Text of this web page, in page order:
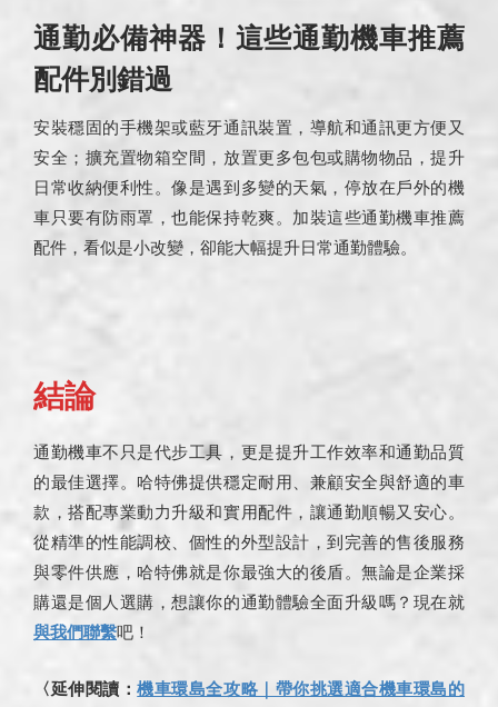
通勤必備神器！這些通勤機車推薦
配件別錯過
安裝穩固的手機架或藍牙通訊裝置，導航和通訊更方便又
安全；擴充置物箱空間，放置更多包包或購物物品，提升
日常收納便利性。像是遇到多變的天氣，停放在戶外的機
車只要有防雨罩，也能保持乾爽。加裝這些通勤機車推薦
配件，看似是小改變，卻能大幅提升日常通勤體驗。
結論
通勤機車不只是代步工具，更是提升工作效率和通勤品質
的最佳選擇。哈特佛提供穩定耐用、兼顧安全與舒適的車
款，搭配專業動力升級和實用配件，讓通勤順暢又安心。
從精準的性能調校、個性的外型設計，到完善的售後服務
與零件供應，哈特佛就是你最強大的後盾。無論是企業採
購還是個人選購，想讓你的通勤體驗全面升級嗎？現在就
與我們聯繫吧！
〈延伸閱讀：機車環島全攻略｜帶你挑選適合機車環島的